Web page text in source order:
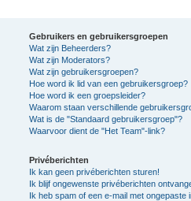
Gebruikers en gebruikersgroepen
Wat zijn Beheerders?
Wat zijn Moderators?
Wat zijn gebruikersgroepen?
Hoe word ik lid van een gebruikersgroep?
Hoe word ik een groepsleider?
Waarom staan verschillende
Wat is de "Standaard gebruikersgroep"?
Waarvoor dient de "Het Team"-link?
Privéberichten
Ik kan geen privéberichten sturen!
Ik blijf ongewenste privéberichten
Ik heb spam of een e-mail met ongepaste